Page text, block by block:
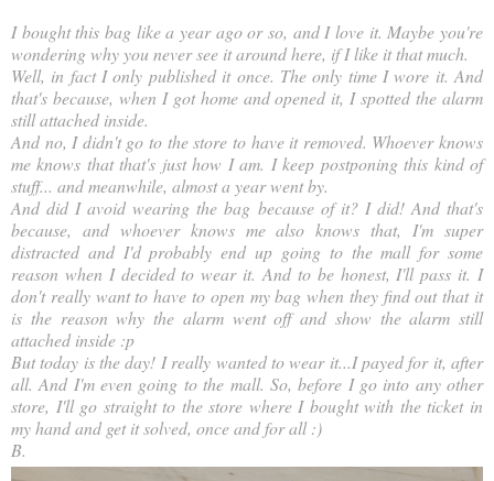
I bought this bag like a year ago or so, and I love it. Maybe you're
wondering why you never see it around here, if I like it that much.
Well, in fact I only published it once. The only time I wore it. And
that's because, when I got home and opened it, I spotted the alarm
still attached inside.
And no, I didn't go to the store to have it removed. Whoever knows
me knows that that's just how I am. I keep postponing this kind of
stuff... and meanwhile, almost a year went by.
And did I avoid wearing the bag because of it? I did! And that's
because, and whoever knows me also knows that, I'm super
distracted and I'd probably end up going to the mall for some
reason when I decided to wear it. And to be honest, I'll pass it. I
don't really want to have to open my bag when they find out that it
is the reason why the alarm went off and show the alarm still
attached inside :p
But today is the day! I really wanted to wear it...I payed for it, after
all. And I'm even going to the mall. So, before I go into any other
store, I'll go straight to the store where I bought with the ticket in
my hand and get it solved, once and for all :)
B.